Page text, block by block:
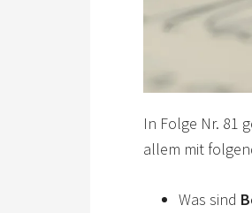
In Folge Nr. 81
allem mit
Was sind